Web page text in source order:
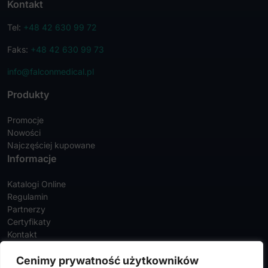
Cenimy prywatność użytkowników
Kontakt
Tel: +48 42 630 99 72
Faks: +48 42 630 99 73
info@falconmedical.pl
Produkty
Promocje
Nowości
Najczęściej kupowane
Informacje
Katalogi Online
Regulamin
Partnerzy
Certyfikaty
Kontakt